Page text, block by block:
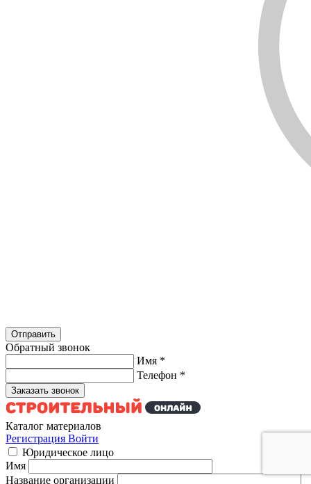
Обратный звонок
Имя *
Телефон *
Каталог материалов
Регистрация Войти
Юридическое лицо
Имя
Название организации